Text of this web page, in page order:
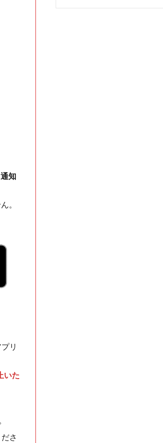
知
。
リ
いた
さ